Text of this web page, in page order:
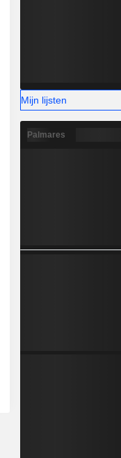
30
Mijn lijsten
Palmares